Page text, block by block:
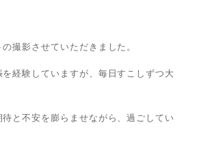
撮影させていただきました。
経験していますが、毎日すこしずつ大
と不安を膨らませながら、過ごしてい